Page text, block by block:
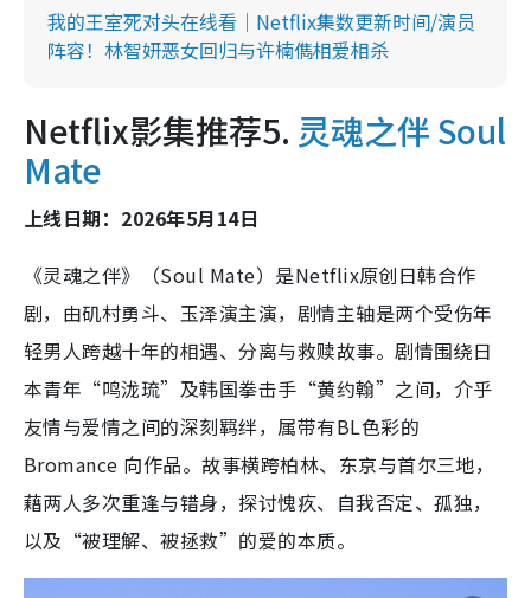
我的王室死对头在线看｜Netflix集数更新时间/演员
阵容！林智妍恶女回归与许楠儁相爱相杀
Netflix影集推荐5. 灵魂之伴 Soul
Mate
上线日期：2026年5月14日
《灵魂之伴》（Soul Mate）是Netflix原创日韩合作
剧，由矶村勇斗、玉泽演主演，剧情主轴是两个受伤年
轻男人跨越十年的相遇、分离与救赎故事。剧情围绕日
本青年“鸣泷琉”及韩国拳击手“黄约翰”之间，介乎
友情与爱情之间的深刻羁绊，属带有BL色彩的
Bromance 向作品。故事横跨柏林、东京与首尔三地，
藉两人多次重逢与错身，探讨愧疚、自我否定、孤独，
以及“被理解、被拯救”的爱的本质。